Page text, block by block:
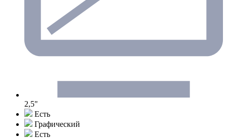
2,5"
Есть
Графический
Есть